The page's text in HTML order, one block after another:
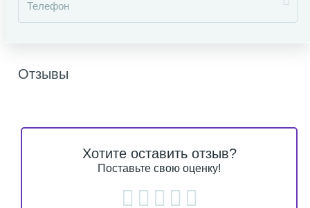
Отзывы
Хотите оставить отзыв?
Поставьте свою оценку!